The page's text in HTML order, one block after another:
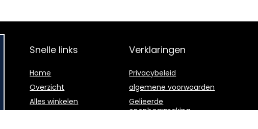
Snelle links
Home
Overzicht
Alles winkelen
Verklaringen
Privacybeleid
algemene voorwaarden
Gelieerde
openbaarmaking